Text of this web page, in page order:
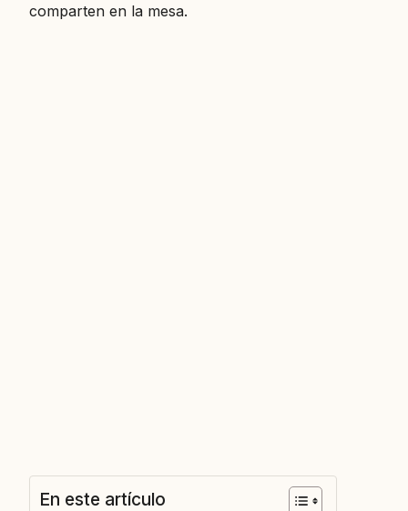
comparten en la mesa.
En este artículo